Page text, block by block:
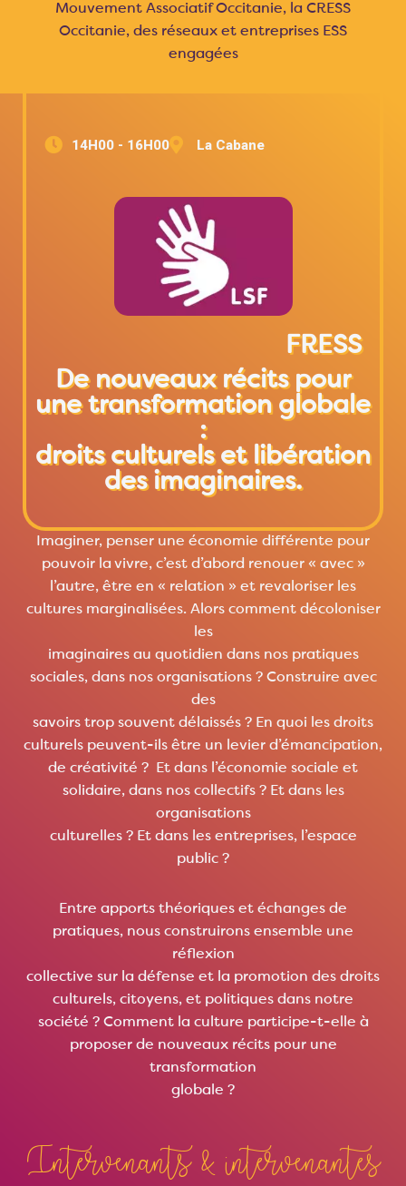
Mouvement Associatif Occitanie, la CRESS
Occitanie, des réseaux et entreprises ESS
engagées
14H00 - 16H00 La Cabane
FRESS
De nouveaux récits pour
une transformation globale
:
droits culturels et libération
des imaginaires.
Imaginer, penser une économie différente pour
pouvoir la vivre, c’est d’abord renouer « avec »
l’autre, être en « relation » et revaloriser les
cultures marginalisées. Alors comment décoloniser
les
imaginaires au quotidien dans nos pratiques
sociales, dans nos organisations ? Construire avec
des
savoirs trop souvent délaissés ? En quoi les droits
culturels peuvent-ils être un levier d’émancipation,
de créativité ? Et dans l’économie sociale et
solidaire, dans nos collectifs ? Et dans les
organisations
culturelles ? Et dans les entreprises, l’espace
public ?
Entre apports théoriques et échanges de
pratiques, nous construirons ensemble une
réflexion
collective sur la défense et la promotion des droits
culturels, citoyens, et politiques dans notre
société ? Comment la culture participe-t-elle à
proposer de nouveaux récits pour une
transformation
globale ?
Intervenants & intervenantes